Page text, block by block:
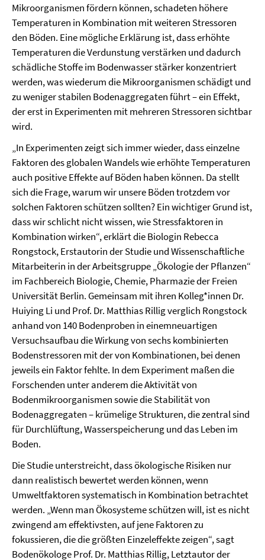
Mikroorganismen fördern können, schadeten höhere
Temperaturen in Kombination mit weiteren Stressoren
den Böden. Eine mögliche Erklärung ist, dass erhöhte
Temperaturen die Verdunstung verstärken und dadurch
schädliche Stoffe im Bodenwasser stärker konzentriert
werden, was wiederum die Mikroorganismen schädigt und
zu weniger stabilen Bodenaggregaten führt – ein Effekt,
der erst in Experimenten mit mehreren Stressoren sichtbar
wird.
„In Experimenten zeigt sich immer wieder, dass einzelne
Faktoren des globalen Wandels wie erhöhte Temperaturen
auch positive Effekte auf Böden haben können. Da stellt
sich die Frage, warum wir unsere Böden trotzdem vor
solchen Faktoren schützen sollten? Ein wichtiger Grund ist,
dass wir schlicht nicht wissen, wie Stressfaktoren in
Kombination wirken“, erklärt die Biologin Rebecca
Rongstock, Erstautorin der Studie und Wissenschaftliche
Mitarbeiterin in der Arbeitsgruppe „Ökologie der Pflanzen“
im Fachbereich Biologie, Chemie, Pharmazie der Freien
Universität Berlin. Gemeinsam mit ihren Kolleg*innen Dr.
Huiying Li und Prof. Dr. Matthias Rillig verglich Rongstock
anhand von 140 Bodenproben in einemneuartigen
Versuchsaufbau die Wirkung von sechs kombinierten
Bodenstressoren mit der von Kombinationen, bei denen
jeweils ein Faktor fehlte. In dem Experiment maßen die
Forschenden unter anderem die Aktivität von
Bodenmikroorganismen sowie die Stabilität von
Bodenaggregaten – krümelige Strukturen, die zentral sind
für Durchlüftung, Wasserspeicherung und das Leben im
Boden.
Die Studie unterstreicht, dass ökologische Risiken nur
dann realistisch bewertet werden können, wenn
Umweltfaktoren systematisch in Kombination betrachtet
werden. „Wenn man Ökosysteme schützen will, ist es nicht
zwingend am effektivsten, auf jene Faktoren zu
fokussieren, die die größten Einzeleffekte zeigen“, sagt
Bodenökologe Prof. Dr. Matthias Rillig, Letztautor der